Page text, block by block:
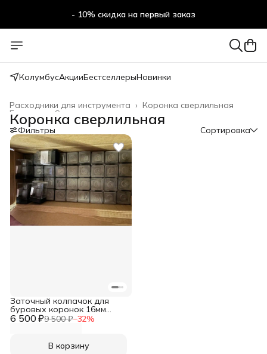
- 10% скидка на первый заказ
КолумбусАкцииБестселлерыНовинки
Коронка сверлильная
Расходники для инструмента ›
Строительство и ремонт
Главная
Коронка сверлильная
Фильтры Сортировка
6 500 ₽9 500 ₽−32%
Заточный колпачок для
буровых коронок 16мм
Super Diaroc HD Spherical
В корзину